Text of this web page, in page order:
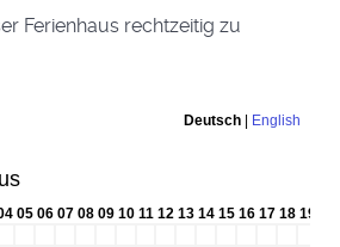
Ferienhaus rechtzeitig zu